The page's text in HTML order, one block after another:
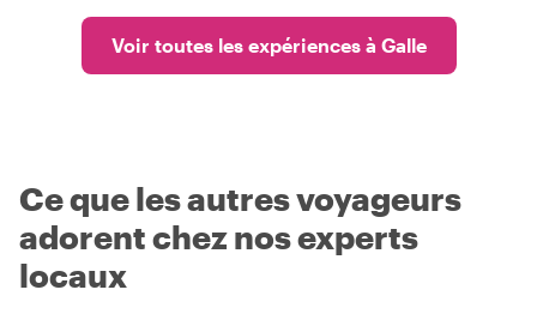
Voir toutes les expériences à Galle
Ce que les autres voyageurs
adorent chez nos experts
locaux